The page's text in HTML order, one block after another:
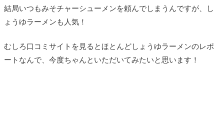
結局いつもみそチャーシューメンを頼んでしまうんですが、し
ょうゆラーメンも人気！
むしろ口コミサイトを見るとほとんどしょうゆラーメンのレポ
ートなんで、今度ちゃんといただいてみたいと思います！